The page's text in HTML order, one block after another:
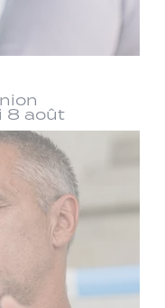
8 août